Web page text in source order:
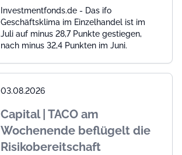
Investmentfonds.de - Das ifo
Geschäftsklima im Einzelhandel ist im
Juli auf minus 28,7 Punkte gestiegen,
nach minus 32,4 Punkten im Juni.
03.08.2026
Capital | TACO am
Wochenende beflügelt die
Risikobereitschaft